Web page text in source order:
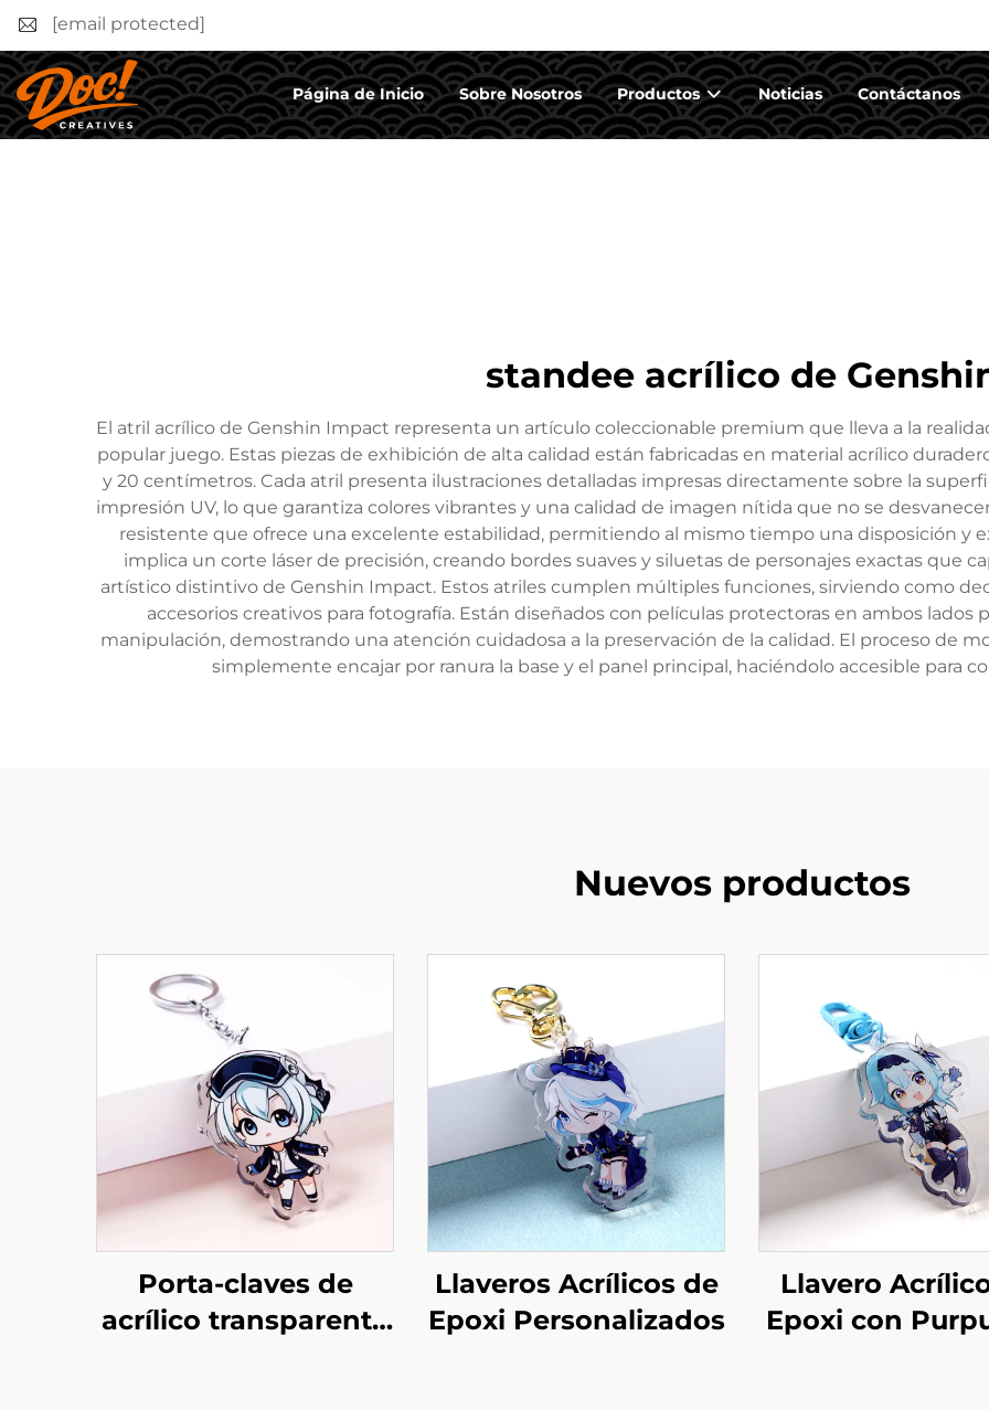
[email protected]
Página de Inicio Sobre Nosotros Productos Noticias Contáctanos
standee acrílico de
El atril acrílico de Genshin Impact representa un artículo coleccionable premium que lleva a la
popular juego. Estas piezas de exhibición de alta calidad están fabricadas en material acrílico
y 20 centímetros. Cada atril presenta ilustraciones detalladas impresas directamente sobre la
impresión UV, lo que garantiza colores vibrantes y una calidad de imagen nítida que no se
resistente que ofrece una excelente estabilidad, permitiendo al mismo tiempo una disposición y
implica un corte láser de precisión, creando bordes suaves y siluetas de personajes exactas que
artístico distintivo de Genshin Impact. Estos atriles cumplen múltiples funciones, sirviendo como
accesorios creativos para fotografía. Están diseñados con películas protectoras en ambos lados
manipulación, demostrando una atención cuidadosa a la preservación de la calidad. El proceso de
simplemente encajar por ranura la base y el panel principal, haciéndolo accesible para
Nuevos productos
Porta-claves de
acrílico transparente
Llaveros Acrílicos de
Epoxi Personalizados
Llavero
Epoxi con